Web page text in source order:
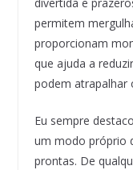
divertida e
permitem
proporcionam
que ajuda a
podem atrapalhar
Eu sempre
um modo próprio
prontas. De